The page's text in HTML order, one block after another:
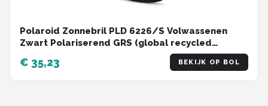
Polaroid Zonnebril PLD 6226/S Volwassenen
Zwart Polariserend GRS (global recycled
€ 35,23 BEKIJK OP BOL